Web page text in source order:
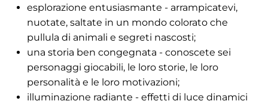
esplorazione entusiasmante - arrampicatevi,
nuotate, saltate in un mondo colorato che
pullula di animali e segreti nascosti;
una storia ben congegnata - conoscete sei
personaggi giocabili, le loro storie, le loro
personalità e le loro motivazioni;
illuminazione radiante - effetti di luce dinamici